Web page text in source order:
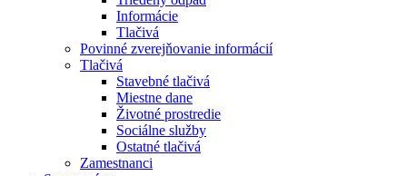
Informácie
Tlačivá
Povinné zverejňovanie informácií
Tlačivá
Stavebné tlačivá
Miestne dane
Životné prostredie
Sociálne služby
Ostatné tlačivá
Zamestnanci